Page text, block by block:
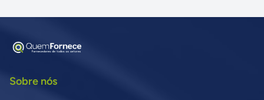
Sobre nós